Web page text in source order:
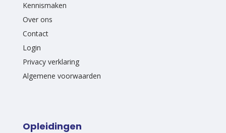
Kennismaken
Over ons
Contact
Login
Privacy verklaring
Algemene voorwaarden
Opleidingen